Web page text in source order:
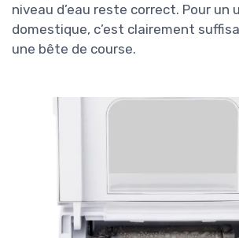
niveau d’eau reste correct. Pour un
domestique, c’est clairement
une bête de course.